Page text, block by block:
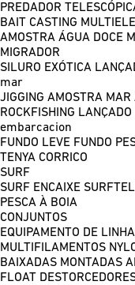
PREDADOR
BAIT CASTING
AMOSTRA ÁGUA DOCE
MIGRADOR
SILURO EXÓTICA
mar
JIGGING AMOSTRA MAR
ROCKFISHING LANÇADO
embarcacion
FUNDO LEVE FUNDO
TENYA CORRICO
SURF
SURF ENCAIXE
PESCA À BOIA
CONJUNTOS
EQUIPAMENTO DE LINHA
MULTIFILAMENTOS
BAIXADAS MONTADAS
FLOAT